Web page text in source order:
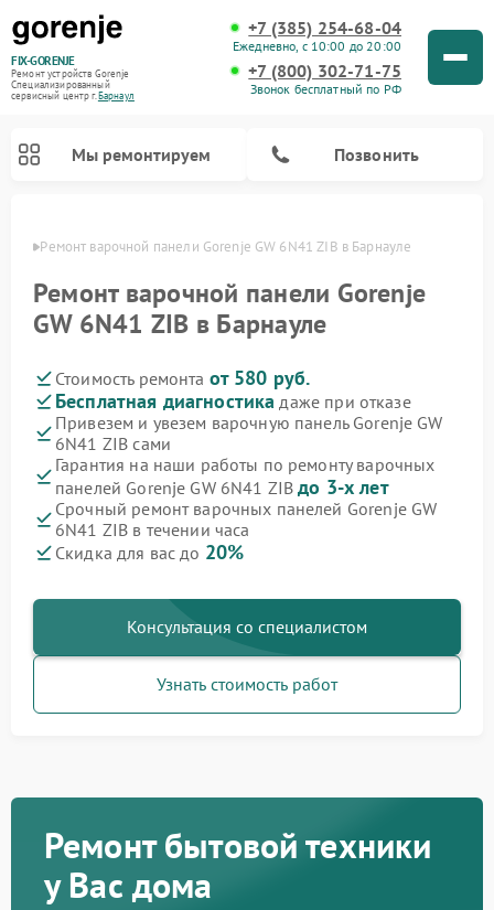
FIX-GORENJE
Ремонт устройств Gorenje
Специализированный
cервисный центр г.Барнаул
+7 (385) 254-68-04
Ежедневно, с 10:00 до 20:00
+7 (800) 302-71-75
Звонок бесплатный по РФ
Мы ремонтируем Позвонить
Ремонт варочной панели Gorenje GW 6N41 ZIB в Барнауле
Ремонт варочной панели Gorenje
GW 6N41 ZIB в Барнауле
Стоимость ремонта от 580 руб.
Бесплатная диагностика даже при отказе
Привезем и увезем варочную панель Gorenje GW
6N41 ZIB сами
Гарантия на наши работы по ремонту варочных
панелей Gorenje GW 6N41 ZIBдо 3-х лет
Срочный ремонт варочных панелей Gorenje GW
6N41 ZIB в течении часа
Скидка для вас до 20%
Консультация со специалистом
Узнать стоимость работ
Ремонт бытовой техники
у Вас дома